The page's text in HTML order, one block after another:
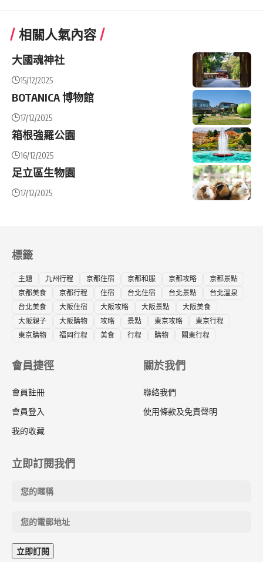
相關人氣內容
大國魂神社
15/12/2025
BOTANICA 博物館
17/12/2025
箱根強羅公園
16/12/2025
足立區生物園
17/12/2025
標籤
主題 九州行程 京都住宿 京都和服 京都攻略
京都景點
京都美食
京都行程 住宿 台北住宿 台北景點
台北溫泉
台北美食
大阪住宿 大阪攻略 大阪景點
大阪美食
大阪親子
大阪購物 攻略 景點 東京攻略
東京行程
東京購物
福岡行程 美食 行程 購物 關東行程
會員捷徑
會員註冊
會員登入
我的收藏
關於我們
聯絡我們
使用條款及免責聲明
立即訂閱我們